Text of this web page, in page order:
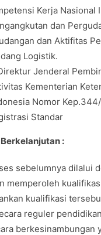
Kerja Nasional
dan
dan Aktifitas
Logistik.
Jenderal
Kementerian
Nomor
Standar
:
sebelumnya dilalui
memperoleh
kualifikasi
reguler
berkesinambungan